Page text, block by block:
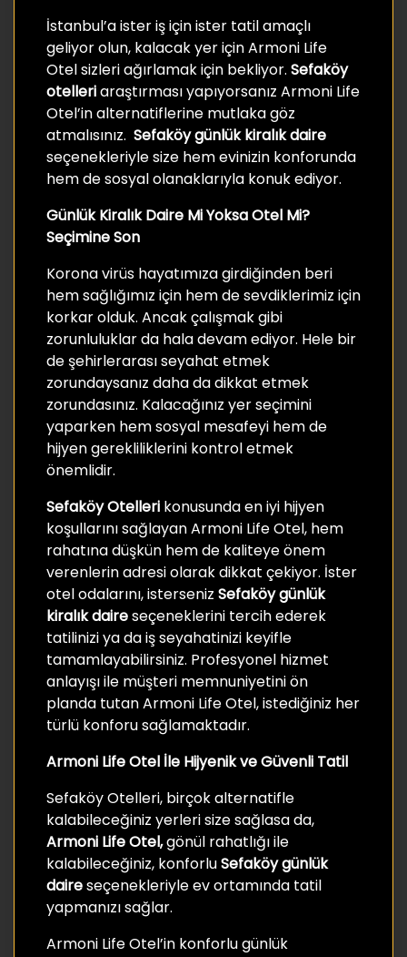
İstanbul’a ister iş için ister tatil amaçlı
geliyor olun, kalacak yer için Armoni Life
Otel sizleri ağırlamak için bekliyor. Sefaköy
otelleriaraştırması yapıyorsanız Armoni Life
Otel’in alternatiflerine mutlaka göz
atmalısınız. Sefaköy günlük kiralık daire
seçenekleriyle size hem evinizin konforunda
hem de sosyal olanaklarıyla konuk ediyor.
Günlük Kiralık Daire Mi Yoksa Otel Mi?
Seçimine Son
Korona virüs hayatımıza girdiğinden beri
hem sağlığımız için hem de sevdiklerimiz için
korkar olduk. Ancak çalışmak gibi
zorunluluklar da hala devam ediyor. Hele bir
de şehirlerarası seyahat etmek
zorundaysanız daha da dikkat etmek
zorundasınız. Kalacağınız yer seçimini
yaparken hem sosyal mesafeyi hem de
hijyen gerekliliklerini kontrol etmek
önemlidir.
Sefaköy Otelleri konusunda en iyi hijyen
koşullarını sağlayan Armoni Life Otel, hem
rahatına düşkün hem de kaliteye önem
verenlerin adresi olarak dikkat çekiyor. İster
otel odalarını, isterseniz Sefaköy günlük
kiralık daireseçeneklerini tercih ederek
tatilinizi ya da iş seyahatinizi keyifle
tamamlayabilirsiniz. Profesyonel hizmet
anlayışı ile müşteri memnuniyetini ön
planda tutan Armoni Life Otel, istediğiniz her
türlü konforu sağlamaktadır.
Armoni Life Otel İle Hijyenik ve Güvenli Tatil
Sefaköy Otelleri, birçok alternatifle
kalabileceğiniz yerleri size sağlasa da,
Armoni Life Otel,gönül rahatlığı ile
kalabileceğiniz, konforluSefaköy günlük
daireseçenekleriyle ev ortamında tatil
yapmanızı sağlar.
Armoni Life Otel’in konforlu günlük